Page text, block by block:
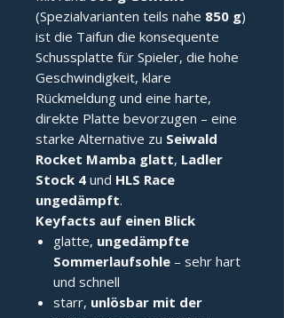
(Spezialvarianten teils nahe 850 g)
ist die Taifun die konsequente
Schussplatte für Spieler, die hohe
Geschwindigkeit, klare
Rückmeldung und eine harte,
direkte Platte bevorzugen – eine
starke Alternative zu Seiwald
Rocket Mamba glatt, Ladler
Stock 4 und HLS Race
ungedämpft.
Keyfacts auf einen Blick
glatte, ungedämpfte
Sommerlaufsohle – sehr hart
und schnell
starr, unlösbar mit der